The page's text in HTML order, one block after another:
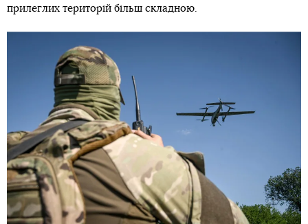
прилеглих територій більш складною.